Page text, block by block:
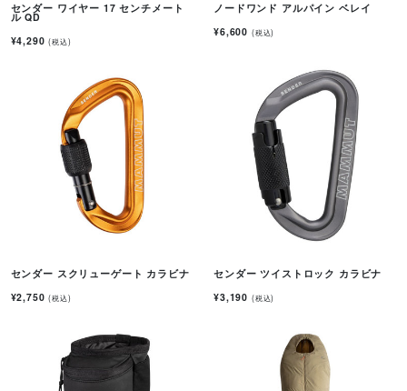
センダー ワイヤー 17 センチメート
ル QD
¥4,290(税込)
ノードワンド アルパイン ベレイ
¥6,600 (税込)
センダー スクリューゲート カラビナ
¥2,750(税込)
センダー ツイストロック カラビナ
¥3,190 (税込)